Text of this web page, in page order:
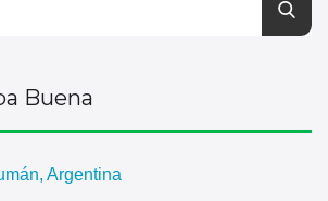
Buena
Argentina